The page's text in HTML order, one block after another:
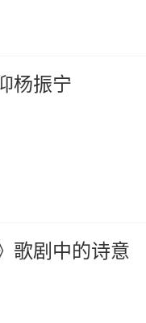
杨振宁
歌剧中的诗意